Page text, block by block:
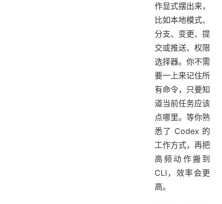
作显式摆出来，
比如本地模式、
分支、变更、提
交或推送、权限
选择器。你不需
要一上来记住所
有命令，只要知
道当前任务应该
点哪里。等你熟
悉了 Codex 的
工作方式，再把
高频动作搬到
CLI，效率会更
高。